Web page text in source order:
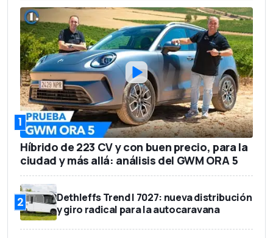
1
Híbrido de 223 CV y con buen precio, para la
ciudad y más allá: análisis del GWM ORA 5
2
Dethleffs Trend I 7027: nueva distribución
y giro radical para la autocaravana